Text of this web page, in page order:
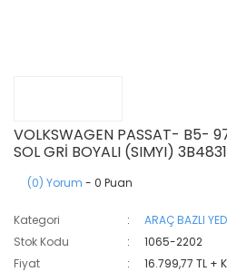
VOLKSWAGEN PASSAT- B5-
SOL GRİ BOYALI (SIMYI)
(0) Yorum - 0 Puan
Kategori
ARAÇ BAZLI
Stok Kodu
1065-2202
Fiyat
16.799,77 TL +